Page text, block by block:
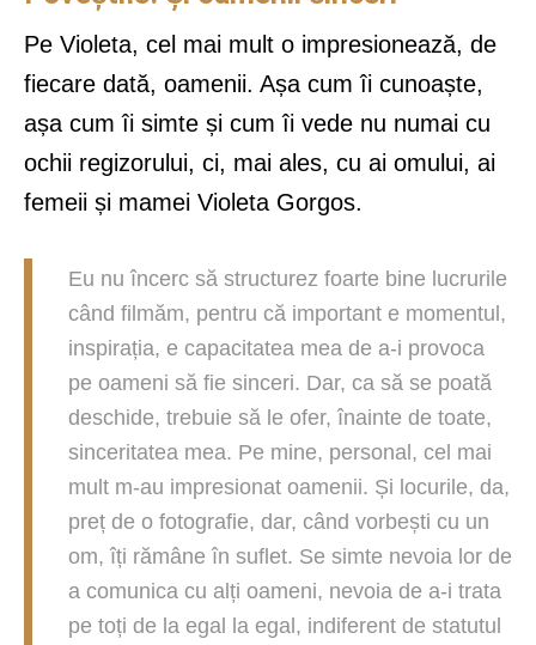
Pe Violeta, cel mai mult o impresionează, de
fiecare dată, oamenii. Așa cum îi cunoaște,
așa cum îi simte și cum îi vede nu numai cu
ochii regizorului, ci, mai ales, cu ai omului, ai
femeii și mamei Violeta Gorgos.
Eu nu încerc să structurez foarte bine lucrurile
când filmăm, pentru că important e momentul,
inspirația, e capacitatea mea de a-i provoca
pe oameni să fie sinceri. Dar, ca să se poată
deschide, trebuie să le ofer, înainte de toate,
sinceritatea mea. Pe mine, personal, cel mai
mult m-au impresionat oamenii. Și locurile, da,
preț de o fotografie, dar, când vorbești cu un
om, îți rămâne în suflet. Se simte nevoia lor de
a comunica cu alți oameni, nevoia de a-i trata
pe toți de la egal la egal, indiferent de statutul